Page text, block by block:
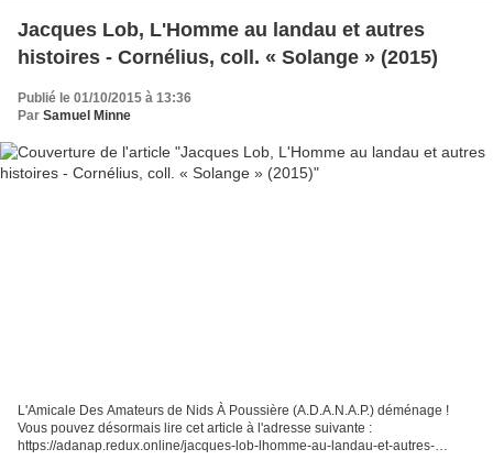
Jacques Lob, L'Homme au landau et autres
histoires - Cornélius, coll. « Solange » (2015)
Publié le 01/10/2015 à 13:36
Par Samuel Minne
L'Amicale Des Amateurs de Nids À Poussière (A.D.A.N.A.P.) déménage !
Vous pouvez désormais lire cet article à l'adresse suivante :
https://adanap.redux.online/jacques-lob-lhomme-au-landau-et-autres-